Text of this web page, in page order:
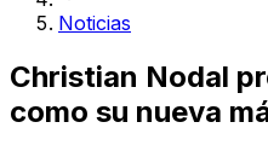
Noticias
Christian Nodal
como su nueva